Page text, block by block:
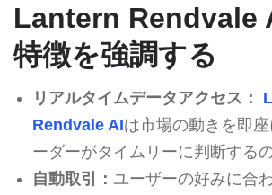
Lantern Rendvale
特徴を強調する
リアルタイムデータアクセス：
Rendvale AIは市場の動きを即
ーダーがタイムリーに判断する
自動取引： ユーザーの好みに合